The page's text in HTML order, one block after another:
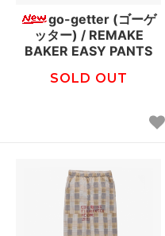
go-getter (ゴーゲ
ッター) / REMAKE
BAKER EASY PANTS
SOLD OUT